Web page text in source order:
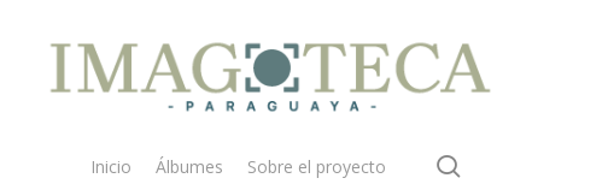
Inicio Álbumes Sobre el proyecto